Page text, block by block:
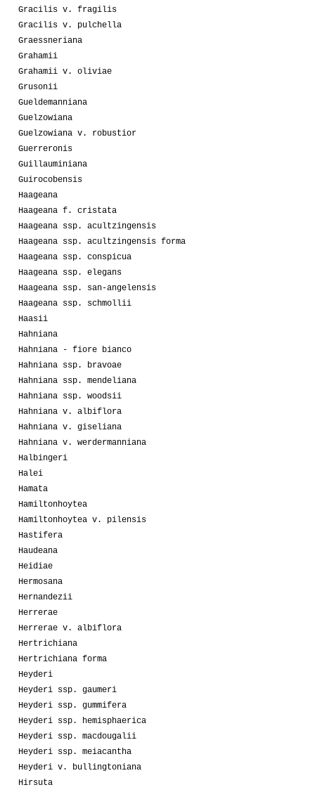
Gracilis v. fragilis
Gracilis v. pulchella
Graessneriana
Grahamii
Grahamii v. oliviae
Grusonii
Gueldemanniana
Guelzowiana
Guelzowiana v. robustior
Guerreronis
Guillauminiana
Guirocobensis
Haageana
Haageana f. cristata
Haageana ssp. acultzingensis
Haageana ssp. acultzingensis forma
Haageana ssp. conspicua
Haageana ssp. elegans
Haageana ssp. san-angelensis
Haageana ssp. schmollii
Haasii
Hahniana
Hahniana - fiore bianco
Hahniana ssp. bravoae
Hahniana ssp. mendeliana
Hahniana ssp. woodsii
Hahniana v. albiflora
Hahniana v. giseliana
Hahniana v. werdermanniana
Halbingeri
Halei
Hamata
Hamiltonhoytea
Hamiltonhoytea v. pilensis
Hastifera
Haudeana
Heidiae
Hermosana
Hernandezii
Herrerae
Herrerae v. albiflora
Hertrichiana
Hertrichiana forma
Heyderi
Heyderi ssp. gaumeri
Heyderi ssp. gummifera
Heyderi ssp. hemisphaerica
Heyderi ssp. macdougalii
Heyderi ssp. meiacantha
Heyderi v. bullingtoniana
Hirsuta